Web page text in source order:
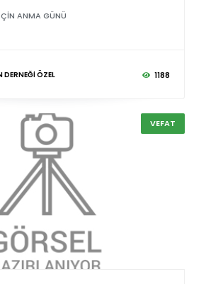
ANMA GÜNÜ
DERNEĞİ ÖZEL 1188
VEFAT